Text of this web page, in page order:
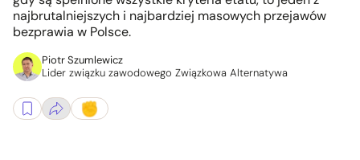
najbrutalniejszych i najbardziej masowych przejawów
bezprawia w Polsce.
Piotr Szumlewicz
Lider związku zawodowego Związkowa Alternatywa